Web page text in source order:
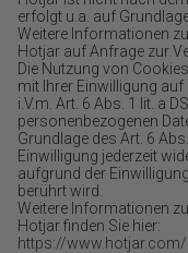
erfolgt u.a. auf
Weitere Informationen
Hotjar auf Anfrage zur
Die Nutzung von
mit Ihrer Einwilligung auf
i.V.m. Art. 6 Abs. 1 lit. a
personenbezogenen
Grundlage des Art. 6
Einwilligung jederzeit
aufgrund der
berührt wird.
Weitere Informationen
Hotjar finden Sie hier:
https://